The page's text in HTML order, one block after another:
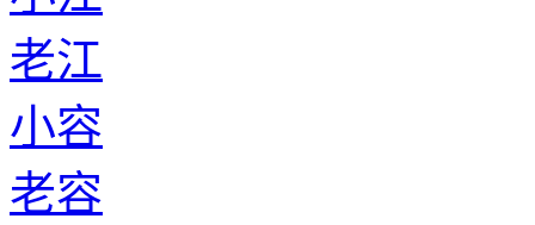
老江
小容
老容